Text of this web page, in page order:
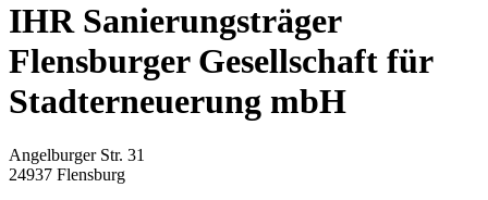
IHR Sanierungsträger
Flensburger Gesellschaft für
Stadterneuerung mbH
Angelburger Str. 31
24937 Flensburg